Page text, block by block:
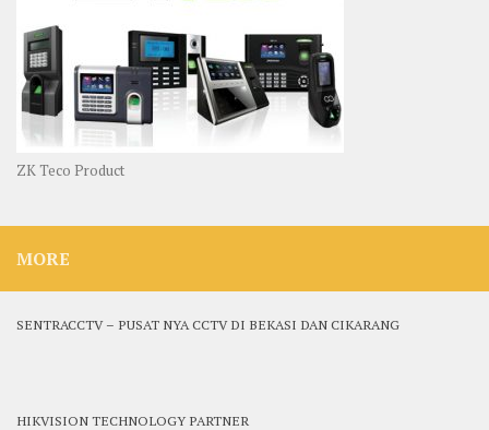
ZK Teco Product
MORE
SENTRACCTV – PUSAT NYA CCTV DI BEKASI DAN CIKARANG
HIKVISION TECHNOLOGY PARTNER